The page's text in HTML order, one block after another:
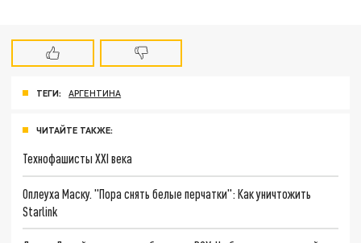
ТЕГИ: АРГЕНТИНА
ЧИТАЙТЕ ТАКЖЕ:
Технофашисты XXI века
Оплеуха Маску. "Пора снять белые перчатки": Как уничтожить
Starlink